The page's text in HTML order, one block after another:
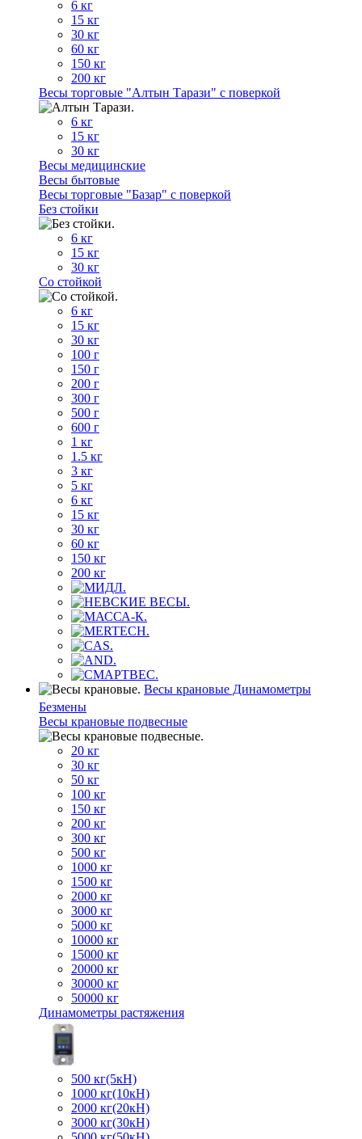
6 кг
15 кг
30 кг
60 кг
150 кг
200 кг
Весы торговые "Алтын Тарази" с поверкой
6 кг
15 кг
30 кг
Весы медицинские
Весы бытовые
Весы торговые "Базар" с поверкой
Без стойки
6 кг
15 кг
30 кг
Со стойкой
6 кг
15 кг
30 кг
100 г
150 г
200 г
300 г
500 г
600 г
1 кг
1.5 кг
3 кг
5 кг
6 кг
15 кг
30 кг
60 кг
150 кг
200 кг
Весы крановые Динамометры
Безмены
Весы крановые подвесные
20 кг
30 кг
50 кг
100 кг
150 кг
200 кг
300 кг
500 кг
1000 кг
1500 кг
2000 кг
3000 кг
5000 кг
10000 кг
15000 кг
20000 кг
30000 кг
50000 кг
Динамометры растяжения
500 кг(5кН)
1000 кг(10кН)
2000 кг(20кН)
3000 кг(30кН)